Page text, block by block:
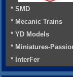
* SMD
* Mecanic Trains
* YD Models
* Miniatures-
* InterFer